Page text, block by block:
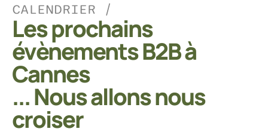
CALENDRIER /
Les prochains
évènements B2B à
Cannes
... Nous allons nous
croiser